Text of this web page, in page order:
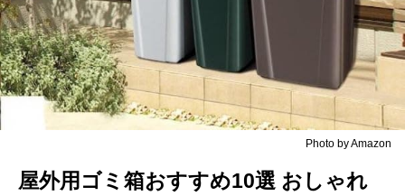
Photo by Amazon
屋外用ゴミ箱おすすめ10選 おしゃれ